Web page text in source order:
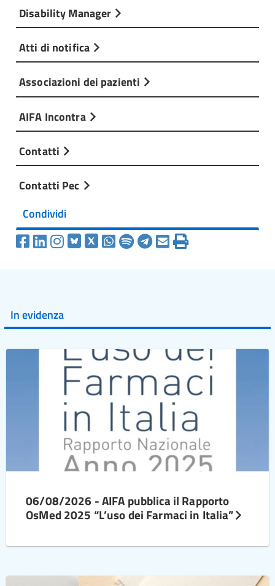
Disability Manager
Atti di notifica
Associazioni dei pazienti
AIFA Incontra
Contatti
Contatti Pec
Condividi
In evidenza
06/08/2026 - AIFA pubblica il Rapporto
OsMed 2025 “L’uso dei Farmaci in Italia”